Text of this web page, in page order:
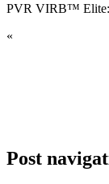
PVR VIRB™ Elite:
«
Post